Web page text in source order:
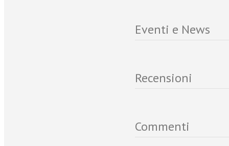
Eventi e News
Recensioni
Commenti